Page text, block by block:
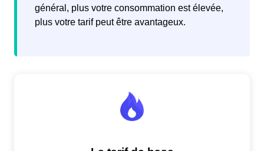
général, plus votre consommation est élevée,
plus votre tarif peut être avantageux.